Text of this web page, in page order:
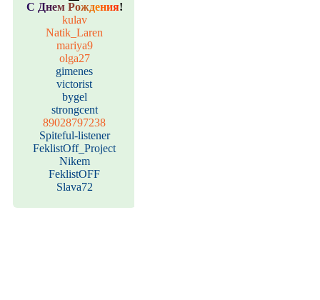
С Днем Рождения!
kulav
Natik_Laren
mariya9
olga27
gimenes
victorist
bygel
strongcent
89028797238
Spiteful-listener
FeklistOff_Project
Nikem
FeklistOFF
Slava72